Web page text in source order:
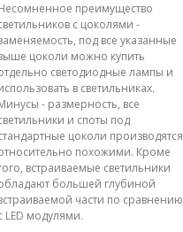
преимущество
с цоколями -
под все указанные
цоколи можно купить
светодиодные лампы и
в светильниках.
- размерность, все
и споты под
цоколи производятся
похожими. Кроме
встраиваемые светильники
большей глубиной
части по сравнению
LED модулями.